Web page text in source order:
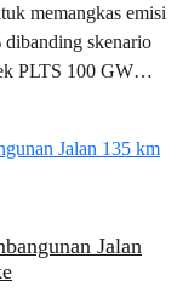
memangkas emisi
dibanding skenario
PLTS 100 GW
Jalan